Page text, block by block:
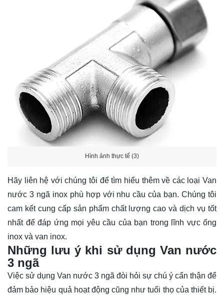
Hình ảnh thực tế (3)
Hãy liên hệ với chúng tôi để tìm hiểu thêm về các loại Van
nước 3 ngã inox phù hợp với nhu cầu của bạn. Chúng tôi
cam kết cung cấp sản phẩm chất lượng cao và dịch vụ tốt
nhất để đáp ứng mọi yêu cầu của bạn trong lĩnh vực ống
inox và van inox.
Những lưu ý khi sử dụng Van nước
3 ngã
Việc sử dụng Van nước 3 ngã đòi hỏi sự chú ý cẩn thận để
đảm bảo hiệu quả hoạt động cũng như tuổi thọ của thiết bị.